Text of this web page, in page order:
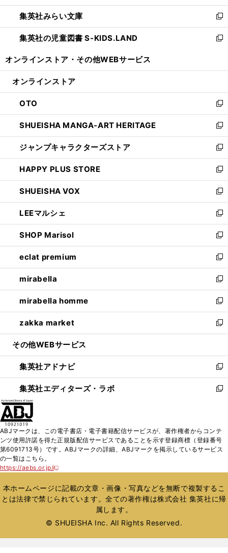
開
く
ウ
で
開
く
ン
ド
ウ
で
ウ
ィ
ン
ド
開
集英社みらい文庫
新
し
い
ン
ウ
で
開
く
集英社の児童図書 S-KIDS.LAND
新
ウ
ン
ド
ウ
で
開
く
オンラインストア・ その他WEBサービス
オンラインストア
OTO
新
し
い
ウ
ィ
ン
ド
ウ
で
開
く
SHUEISHA MANGA-ART HERITAGE
新
し
い
ウ
ィ
ン
ド
ウ
で
開
く
ジャンプキャラクターズストア
新
し
い
ウ
ィ
ン
ド
ウ
で
開
く
HAPPY PLUS STORE
新
し
い
ウ
ィ
ン
ド
ウ
で
開
く
SHUEISHA VOX
新
し
い
ウ
ィ
ン
ド
ウ
で
開
く
LEEマルシェ
新
し
い
ウ
ィ
ン
ド
ウ
で
開
く
SHOP Marisol
新
し
い
ウ
ィ
ン
ド
ウ
で
開
eclat premium
新
し
い
ウ
ィ
ン
ド
ウ
開
く
mirabella
新
し
い
ウ
ィ
ン
ウ
で
開
く
mirabella homme
新
し
い
ウ
ン
ド
ウ
で
zakka market
新
し
ウ
ィ
ン
ド
く
その他WEBサービス
集英社アドナビ
新
し
い
ド
ウ
で
集英社エディターズ・ラボ
新
ィ
ン
ド
開
く
ABJマークは、この電子書店・電子書籍配信サービスが、著作権者からコンテ
ンツ使用許諾を得た正規版配信サービスであることを示す登録商標（登録番号
第6091713号）です。ABJマークの詳細、ABJマークを掲示しているサービス
の一覧はこちら。
https://aebs.or.jp/
新
い
ウ
ィ
ウ
本ホームページに記載の文章・画像・写真などを無断で複製するこ
とは法律で禁じられています。全ての著作権は株式会社 集英社に帰
属します。
© SHUEISHA Inc. All Rights Reserved.